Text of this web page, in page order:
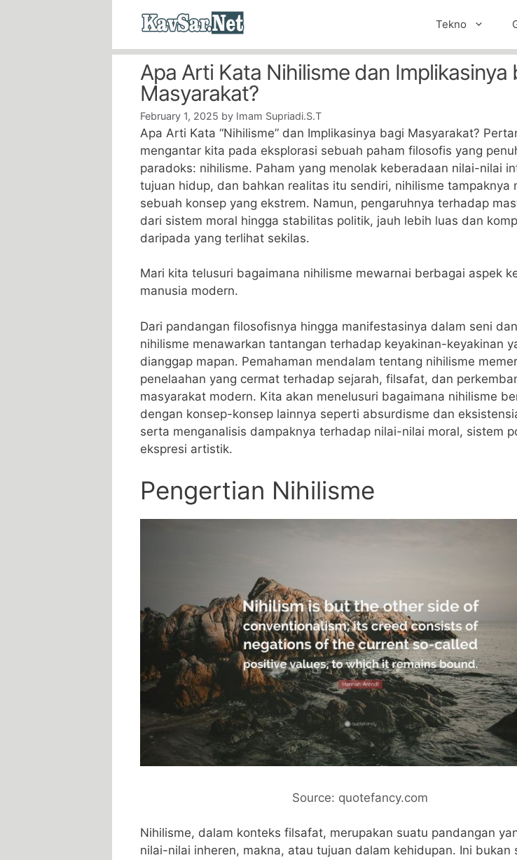
Tekno
Apa Arti Kata Nihilisme dan Implikasinya
Masyarakat?
February 1, 2025 by Imam Supriadi.S.T
Apa Arti Kata “Nihilisme” dan Implikasinya bagi Masyarakat?
mengantar kita pada eksplorasi sebuah paham filosofis yang
paradoks: nihilisme. Paham yang menolak keberadaan nilai-nilai
tujuan hidup, dan bahkan realitas itu sendiri, nihilisme tampaknya
sebuah konsep yang ekstrem. Namun, pengaruhnya terhadap
dari sistem moral hingga stabilitas politik, jauh lebih luas dan
daripada yang terlihat sekilas.
Mari kita telusuri bagaimana nihilisme mewarnai berbagai aspek
manusia modern.
Dari pandangan filosofisnya hingga manifestasinya dalam seni
nihilisme menawarkan tantangan terhadap keyakinan-keyakinan
dianggap mapan. Pemahaman mendalam tentang nihilisme
penelaahan yang cermat terhadap sejarah, filsafat, dan
masyarakat modern. Kita akan menelusuri bagaimana nihilisme
dengan konsep-konsep lainnya seperti absurdisme dan
serta menganalisis dampaknya terhadap nilai-nilai moral, sistem
ekspresi artistik.
Pengertian Nihilisme
Source: quotefancy.com
Nihilisme, dalam konteks filsafat, merupakan suatu pandangan
nilai-nilai inheren, makna, atau tujuan dalam kehidupan. Ini bukan